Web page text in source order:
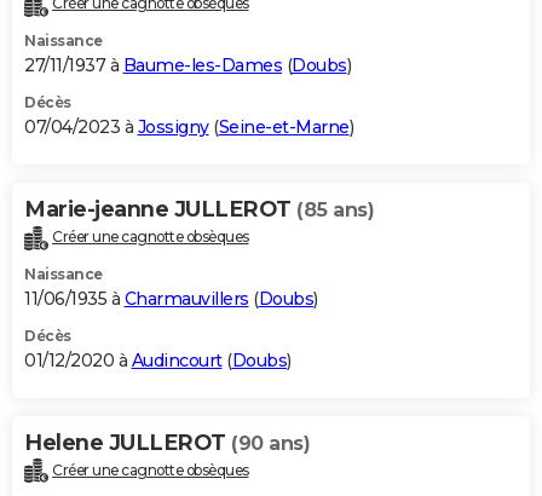
Naissance
27/11/1937 à Baume-les-Dames (Doubs)
Décès
07/04/2023 à Jossigny(Seine-et-Marne)
Marie-jeanne JULLEROT (85 ans)
Créer une cagnotte obsèques
Naissance
11/06/1935 à Charmauvillers (Doubs)
Décès
01/12/2020 à Audincourt(Doubs)
Helene JULLEROT (90 ans)
Créer une cagnotte obsèques